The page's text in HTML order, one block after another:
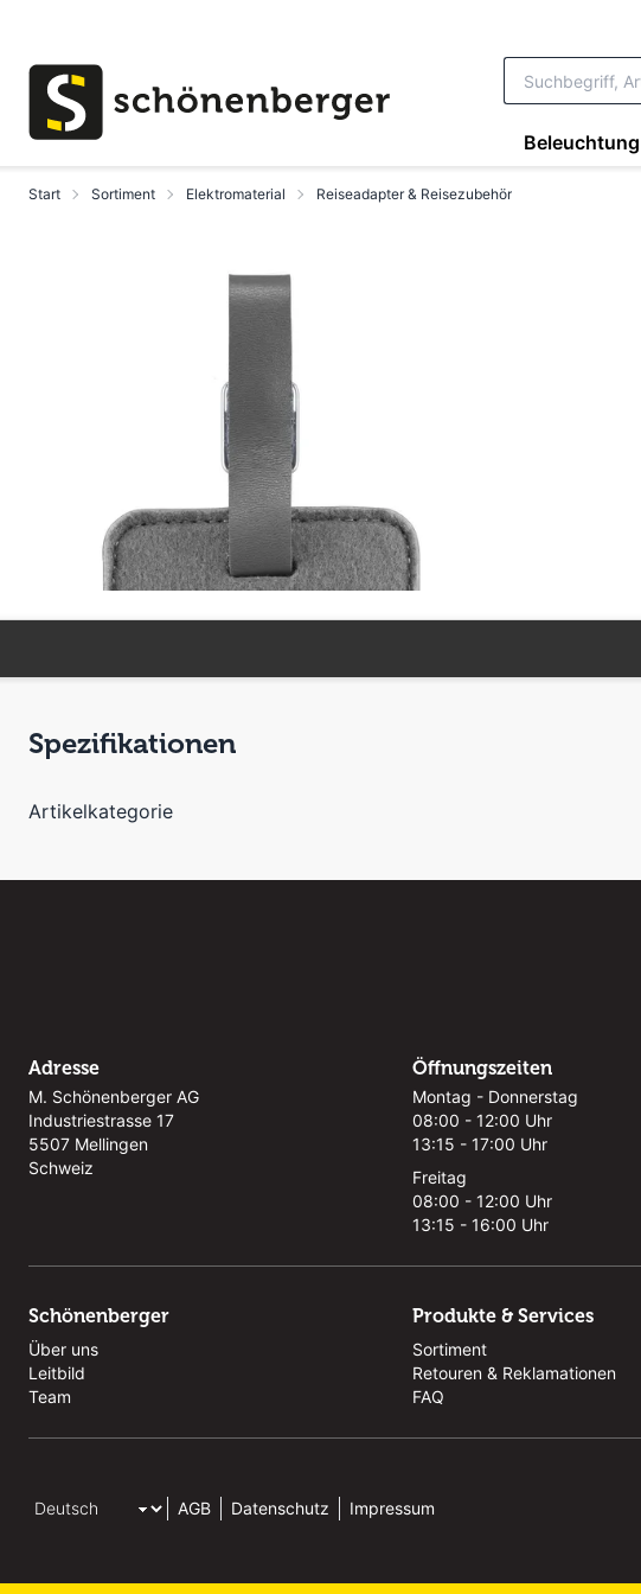
Beleuchtung
Start Sortiment Elektromaterial Reiseadapter & Reisezubehör
Spezifikationen
Artikelkategorie
Adresse
M. Schönenberger AG
Industriestrasse 17
5507 Mellingen
Schweiz
Öffnungszeiten
Montag - Donnerstag
08:00 - 12:00 Uhr
13:15 - 17:00 Uhr
Freitag
08:00 - 12:00 Uhr
13:15 - 16:00 Uhr
Schönenberger
Über uns
Leitbild
Team
Produkte & Services
Sortiment
Retouren & Reklamationen
FAQ
AGB Datenschutz Impressum